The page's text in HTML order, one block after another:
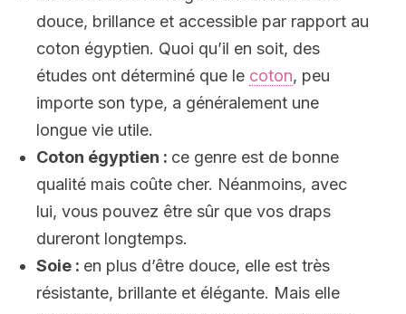
douce, brillance et accessible par rapport au
coton égyptien. Quoi qu’il en soit, des
études ont déterminé que le coton, peu
importe son type, a généralement une
longue vie utile.
Coton égyptien : ce genre est de bonne
qualité mais coûte cher. Néanmoins, avec
lui, vous pouvez être sûr que vos draps
dureront longtemps.
Soie : en plus d’être douce, elle est très
résistante, brillante et élégante. Mais elle